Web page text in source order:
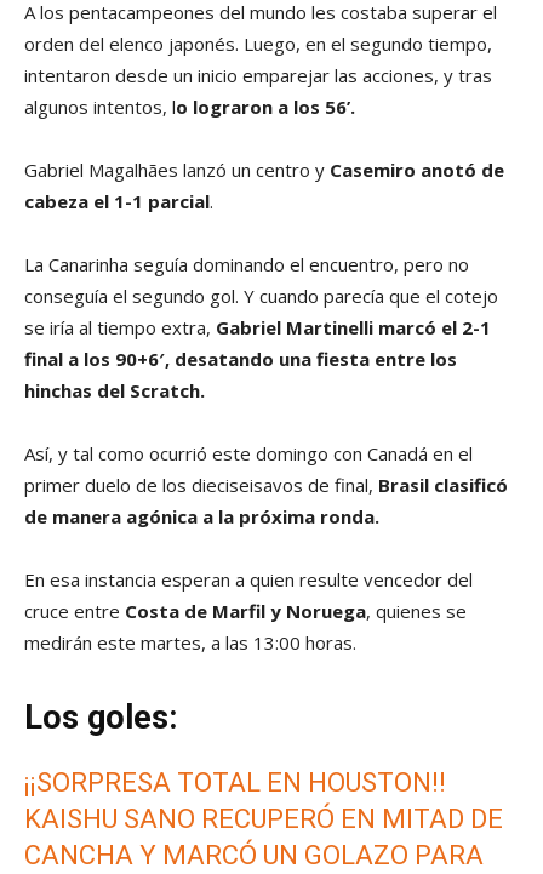
A los pentacampeones del mundo les costaba superar el
orden del elenco japonés. Luego, en el segundo tiempo,
intentaron desde un inicio emparejar las acciones, y tras
algunos intentos, lo lograron a los 56’.
Gabriel Magalhães lanzó un centro y Casemiro anotó de
cabeza el 1-1 parcial.
La Canarinha seguía dominando el encuentro, pero no
conseguía el segundo gol. Y cuando parecía que el cotejo
se iría al tiempo extra, Gabriel Martinelli marcó el 2-1
final a los 90+6′, desatando una fiesta entre los
hinchas del Scratch.
Así, y tal como ocurrió este domingo con Canadá en el
primer duelo de los dieciseisavos de final, Brasil clasificó
de manera agónica a la próxima ronda.
En esa instancia esperan a quien resulte vencedor del
cruce entre Costa de Marfil y Noruega, quienes se
medirán este martes, a las 13:00 horas.
Los goles:
¡¡SORPRESA TOTAL EN HOUSTON!!
KAISHU SANO RECUPERÓ EN MITAD DE
CANCHA Y MARCÓ UN GOLAZO PARA